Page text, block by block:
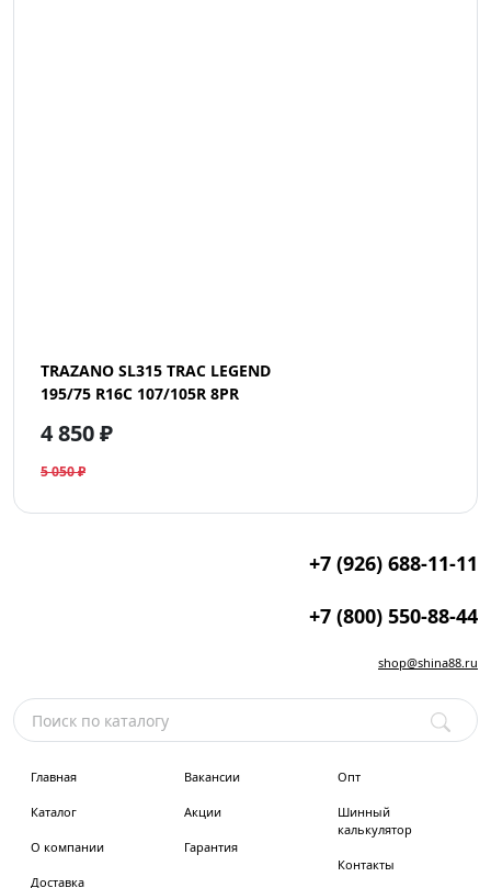
TRAZANO SL315 TRAC LEGEND
195/75 R16C 107/105R 8PR
4 850 ₽
5 050 ₽
+7 (926) 688-11-11
+7 (800) 550-88-44
shop@shina88.ru
Главная
Каталог
О компании
Доставка
Вакансии
Акции
Гарантия
Опт
Шинный
калькулятор
Контакты